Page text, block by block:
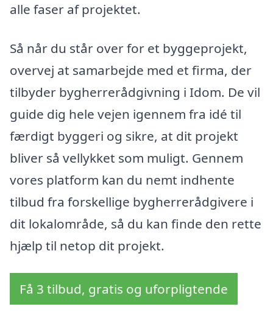
alle faser af projektet.
Så når du står over for et byggeprojekt,
overvej at samarbejde med et firma, der
tilbyder bygherrerådgivning i Idom. De vil
guide dig hele vejen igennem fra idé til
færdigt byggeri og sikre, at dit projekt
bliver så vellykket som muligt. Gennem
vores platform kan du nemt indhente
tilbud fra forskellige bygherrerådgivere i
dit lokalområde, så du kan finde den rette
hjælp til netop dit projekt.
Få 3 tilbud, gratis og uforpligtende